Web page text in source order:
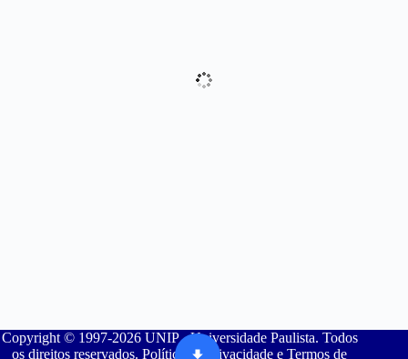
Copyright © 1997-2026 UNIP - Universidade Paulista. Todos
os direitos reservados. Política de Privacidade e Termos de